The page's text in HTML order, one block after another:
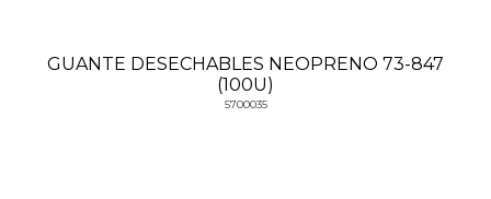
GUANTE DESECHABLES NEOPRENO 73-847
(100U)
5700035